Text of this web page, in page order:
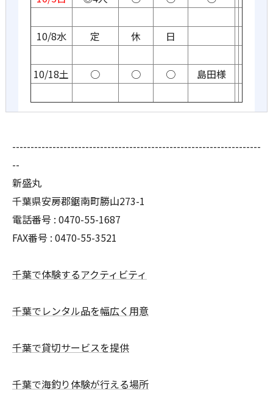
10/8水 定 休 日
10/18土 ○ ○ ○ 島田様
--------------------------------------------------------------------
--
新盛丸
千葉県安房郡鋸南町勝山273-1
電話番号 : 0470-55-1687
FAX番号 : 0470-55-3521
千葉で体験するアクティビティ
千葉でレンタル品を幅広く用意
千葉で貸切サービスを提供
千葉で海釣り体験が行える場所